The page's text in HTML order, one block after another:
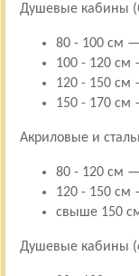
Душевые кабины
80 - 100 см
100 - 120 см
120 - 150 см
150 - 170 см
Акриловые и
80 - 120 см
120 - 150 см
свыше 150
Душевые кабины